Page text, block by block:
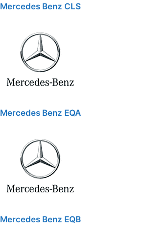
Mercedes Benz CLS
Mercedes Benz EQA
Mercedes Benz EQB